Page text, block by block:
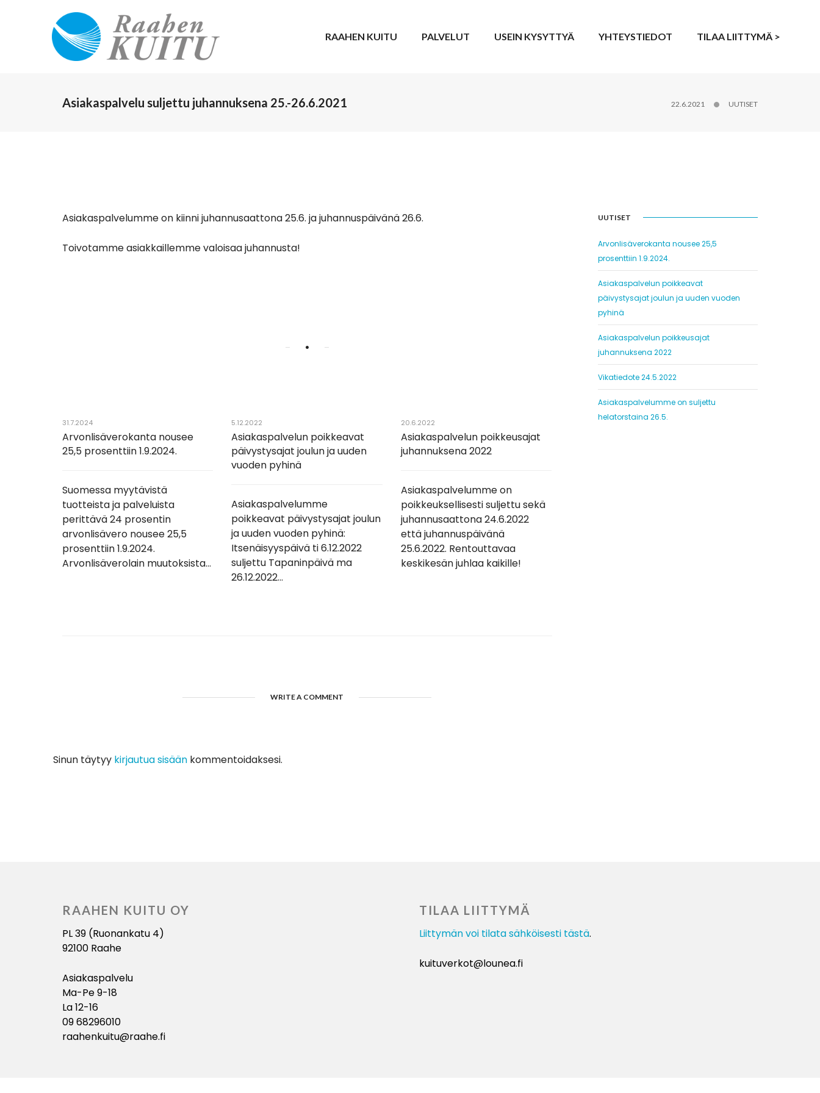
RAAHEN KUITU PALVELUT USEIN KYSYTTYÄ YHTEYSTIEDOT TILAA LIITTYMÄ >
Asiakaspalvelu suljettu juhannuksena 25.-26.6.2021 22.6.2021 UUTISET
Asiakaspalvelumme on kiinni juhannusaattona 25.6. ja juhannuspäivänä 26.6.
Toivotamme asiakkaillemme valoisaa juhannusta!
•
31.7.2024
Arvonlisäverokanta nousee
25,5 prosenttiin 1.9.2024.
Suomessa myytävistä
tuotteista ja palveluista
perittävä 24 prosentin
arvonlisävero nousee 25,5
prosenttiin 1.9.2024.
Arvonlisäverolain muutoksista...
5.12.2022
Asiakaspalvelun poikkeavat
päivystysajat joulun ja uuden
vuoden pyhinä
Asiakaspalvelumme
poikkeavat päivystysajat joulun
ja uuden vuoden pyhinä:
Itsenäisyyspäivä ti 6.12.2022
suljettu Tapaninpäivä ma
26.12.2022...
20.6.2022
Asiakaspalvelun poikkeusajat
juhannuksena 2022
Asiakaspalvelumme on
poikkeuksellisesti suljettu sekä
juhannusaattona 24.6.2022
että juhannuspäivänä
25.6.2022. Rentouttavaa
keskikesän juhlaa kaikille!
WRITE A COMMENT
Sinun täytyy kirjautua sisään kommentoidaksesi.
UUTISET
Arvonlisäverokanta nousee 25,5
prosenttiin 1.9.2024.
Asiakaspalvelun poikkeavat
päivystysajat joulun ja uuden vuoden
pyhinä
Asiakaspalvelun poikkeusajat
juhannuksena 2022
Vikatiedote 24.5.2022
Asiakaspalvelumme on suljettu
helatorstaina 26.5.
RAAHEN KUITU OY
PL 39 (Ruonankatu 4)
92100 Raahe
Asiakaspalvelu
Ma-Pe 9-18
La 12-16
09 68296010
raahenkuitu@raahe.fi
TILAA LIITTYMÄ
Liittymän voi tilata sähköisesti tästä.
kuituverkot@lounea.fi